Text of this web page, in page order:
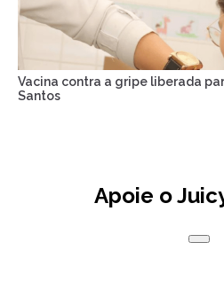
Vacina contra a gripe liberada
Santos
Apoie o